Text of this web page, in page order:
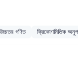
উচ্চতর গণিত ক্রিকোণমিতিক